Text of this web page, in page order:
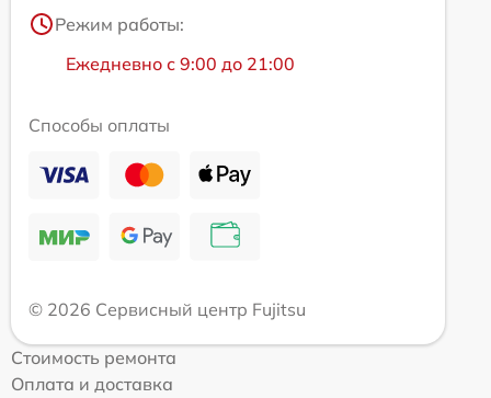
Режим работы:
Ежедневно с 9:00 до 21:00
Способы оплаты
© 2026 Сервисный центр Fujitsu
Стоимость ремонта
Оплата и доставка